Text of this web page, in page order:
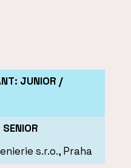
JUNIOR /
s.r.o., Praha